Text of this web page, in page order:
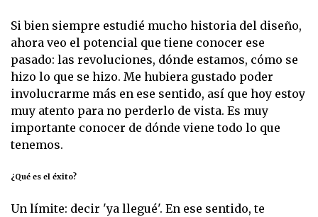
Si bien siempre estudié mucho historia del diseño,
ahora veo el potencial que tiene conocer ese
pasado: las revoluciones, dónde estamos, cómo se
hizo lo que se hizo. Me hubiera gustado poder
involucrarme más en ese sentido, así que hoy estoy
muy atento para no perderlo de vista. Es muy
importante conocer de dónde viene todo lo que
tenemos.
¿Qué es el éxito?
Un límite: decir 'ya llegué'. En ese sentido, te